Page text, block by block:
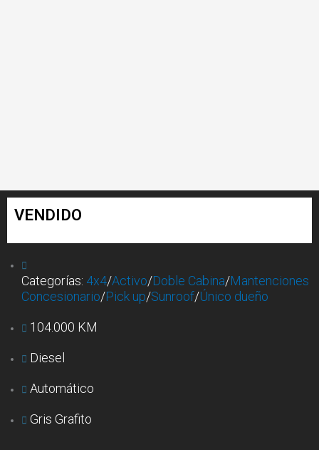
VENDIDO
Categorías: 4x4/Activo/Doble Cabina/Mantenciones
Concesionario/Pick up/Sunroof/Único dueño
104.000 KM
Diesel
Automático
Gris Grafito